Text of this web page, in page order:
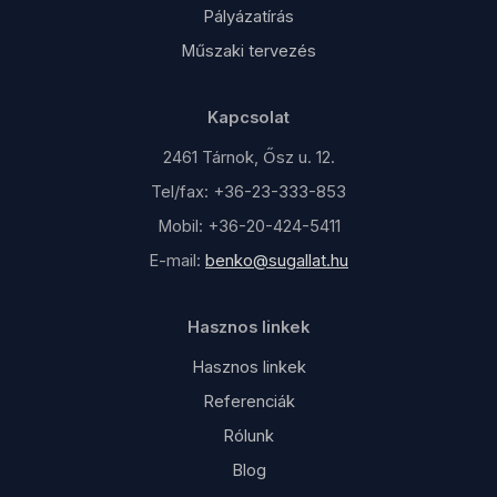
Pályázatírás
Műszaki tervezés
Kapcsolat
2461 Tárnok, Ősz u. 12.
Tel/fax: +36-23-333-853
Mobil: +36-20-424-5411
E-mail: benko@sugallat.hu
Hasznos linkek
Hasznos linkek
Referenciák
Rólunk
Blog